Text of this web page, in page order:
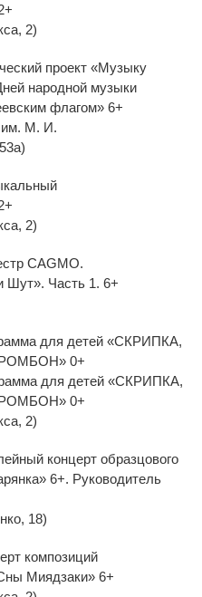
2)
проект «Музыку
народной музыки
флагом» 6+
М. И.
2)
CAGMO.
Шут». Часть 1. 6+
для детей «СКРИПКА,
» 0+
для детей «СКРИПКА,
» 0+
2)
концерт образцового
» 6+. Руководитель
18)
композиций
Миядзаки» 6+